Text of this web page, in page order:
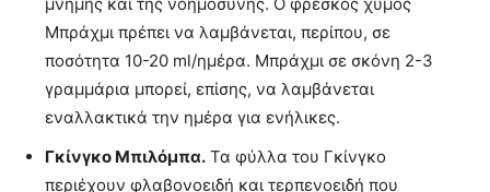
Μπράχμι πρέπει να λαμβάνεται, περίπου, σε
ποσότητα 10-20 ml/ημέρα. Μπράχμι σε σκόνη 2-3
γραμμάρια μπορεί, επίσης, να λαμβάνεται
εναλλακτικά την ημέρα για ενήλικες.
Γκίνγκο Μπιλόμπα. Τα φύλλα του Γκίνγκο
περιέχουν φλαβονοειδή και τερπενοειδή που